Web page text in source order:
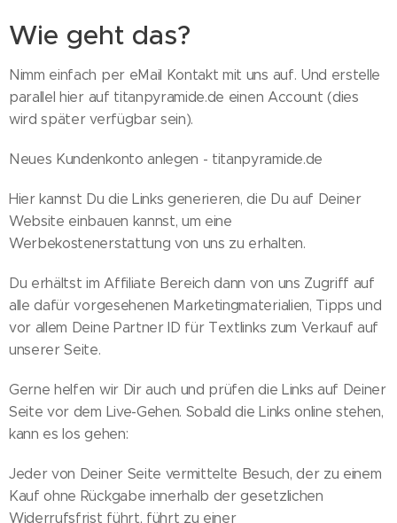
Wie geht das?
Nimm einfach per eMail Kontakt mit uns auf. Und erstelle
parallel hier auf titanpyramide.de einen Account (dies
wird später verfügbar sein).
Neues Kundenkonto anlegen - titanpyramide.de
Hier kannst Du die Links generieren, die Du auf Deiner
Website einbauen kannst, um eine
Werbekostenerstattung von uns zu erhalten.
Du erhältst im Affiliate Bereich dann von uns Zugriff auf
alle dafür vorgesehenen Marketingmaterialien, Tipps und
vor allem Deine Partner ID für Textlinks zum Verkauf auf
unserer Seite.
Gerne helfen wir Dir auch und prüfen die Links auf Deiner
Seite vor dem Live-Gehen. Sobald die Links online stehen,
kann es los gehen:
Jeder von Deiner Seite vermittelte Besuch, der zu einem
Kauf ohne Rückgabe innerhalb der gesetzlichen
Widerrufsfrist führt, führt zu einer